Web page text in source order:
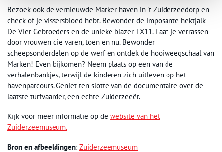
Bezoek ook de vernieuwde Marker haven in ’t Zuiderzeedorp en
check of je vissersbloed hebt. Bewonder de imposante hektjalk
De Vier Gebroeders en de unieke blazer TX11. Laat je verrassen
door vrouwen die varen, toen en nu. Bewonder
scheepsonderdelen op de werf en ontdek de hooiweegschaal van
Marken! Even bijkomen? Neem plaats op een van de
verhalenbankjes, terwijl de kinderen zich uitleven op het
havenparcours. Geniet ten slotte van de documentaire over de
laatste turfvaarder, een echte Zuiderzeeër.
Kijk voor meer informatie op de website van het
Zuiderzeemuseum.
Bron en afbeeldingen: Zuiderzeemuseum